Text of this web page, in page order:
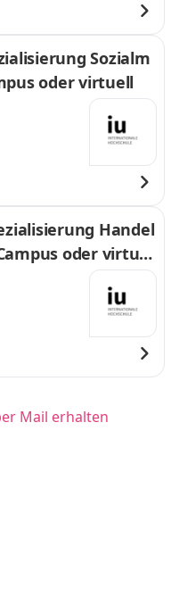
Sozialm
oder virtuell
Handel
oder virtuel
Mail erhalten